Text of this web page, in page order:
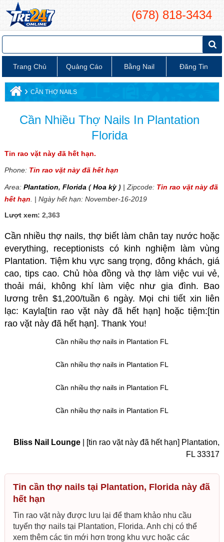
(678) 818-3434
Trang Chủ Quảng Cáo Bằng Nail Đăng Tin
› CẦN THỢ NAILS
Cần Nhiều Thợ Nails In Plantation
Florida
Tin rao vặt này đã hết hạn.
Phone: Tin rao vặt này đã hết hạn
Area: Plantation, Florida (Hoa kỳ)| Zipcode: Tin rao vặt này đã
hết hạn . | Ngày hết hạn: November-16-2019
Lượt xem: 2,363
Cần nhiều thợ nails, thợ biết làm chân tay nước hoặc
everything, receptionists có kinh nghiệm làm vùng
Plantation. Tiệm khu vực sang trọng, đông khách, giá
cao, tips cao. Chủ hòa đồng và thợ làm việc vui vẻ,
thoải mái, không khí làm việc như gia đình. Bao
lương trên $1,200/tuần 6 ngày. Mọi chi tiết xin liên
lạc: Kayla[tin rao vặt này đã hết hạn] hoặc tiệm:[tin
rao vặt này đã hết hạn]. Thank You!
Cần nhiều thợ nails in Plantation FL
Cần nhiều thợ nails in Plantation FL
Cần nhiều thợ nails in Plantation FL
Cần nhiều thợ nails in Plantation FL
Bliss Nail Lounge | [tin rao vặt này đã hết hạn] Plantation,
FL 33317
Tin cần thợ nails tại Plantation, Florida này đã
hết hạn
Tin rao vặt này được lưu lại để tham khảo nhu cầu
tuyển thợ nails tại Plantation, Florida. Anh chị có thể
xem thêm các tin mới hơn trong khu vực hoặc các